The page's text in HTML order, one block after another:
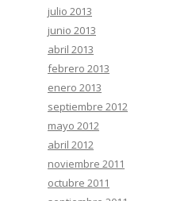
julio 2013
junio 2013
abril 2013
febrero 2013
enero 2013
septiembre 2012
mayo 2012
abril 2012
noviembre 2011
octubre 2011